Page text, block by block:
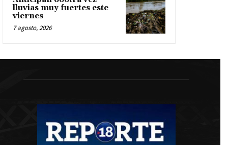
lluvias muy fuertes este
viernes
7 agosto, 2026